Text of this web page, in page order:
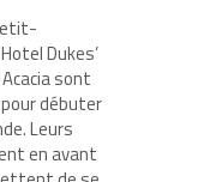
Hotel Dukes’
sont
débuter
Leurs
en avant